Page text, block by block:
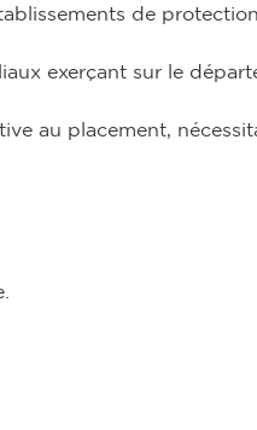
de
exerçant sur le
au placement,